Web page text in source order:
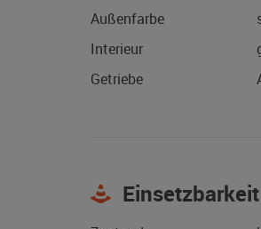
Außenfarbe
Interieur
Getriebe